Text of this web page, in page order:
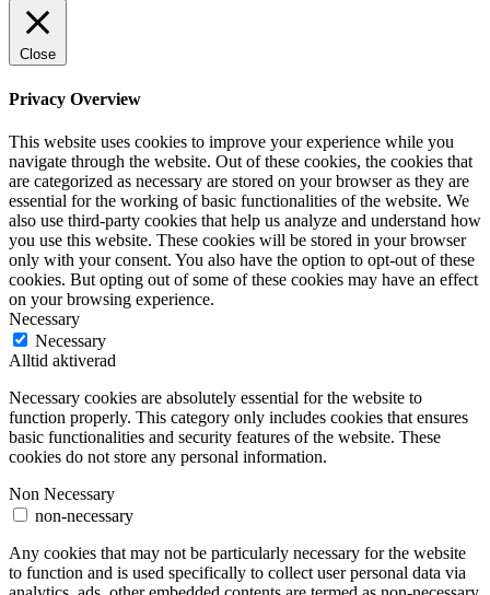
Close
Privacy Overview
This website uses cookies to improve your experience while you
navigate through the website. Out of these cookies, the cookies that
are categorized as necessary are stored on your browser as they are
essential for the working of basic functionalities of the website. We
also use third-party cookies that help us analyze and understand how
you use this website. These cookies will be stored in your browser
only with your consent. You also have the option to opt-out of these
cookies. But opting out of some of these cookies may have an effect
on your browsing experience.
Necessary
Necessary
Alltid aktiverad
Necessary cookies are absolutely essential for the website to
function properly. This category only includes cookies that ensures
basic functionalities and security features of the website. These
cookies do not store any personal information.
Non Necessary
non-necessary
Any cookies that may not be particularly necessary for the website
to function and is used specifically to collect user personal data via